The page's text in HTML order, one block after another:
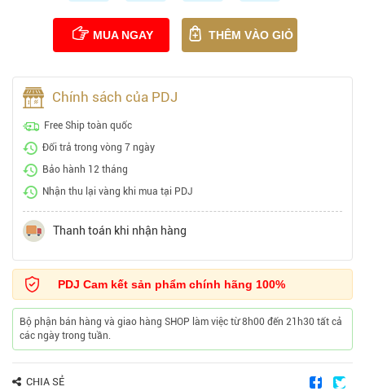
MUA NGAY THÊM VÀO GIỎ
Chính sách của PDJ
Free Ship toàn quốc
Đổi trả trong vòng 7 ngày
Bảo hành 12 tháng
Nhận thu lại vàng khi mua tại PDJ
Thanh toán khi nhận hàng
PDJ Cam kết sản phẩm chính hãng 100%
Bộ phận bán hàng và giao hàng SHOP làm việc từ 8h00 đến 21h30 tất cả
các ngày trong tuần.
CHIA SẺ